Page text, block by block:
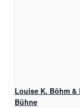
Louise K. Böhm &
Bühne